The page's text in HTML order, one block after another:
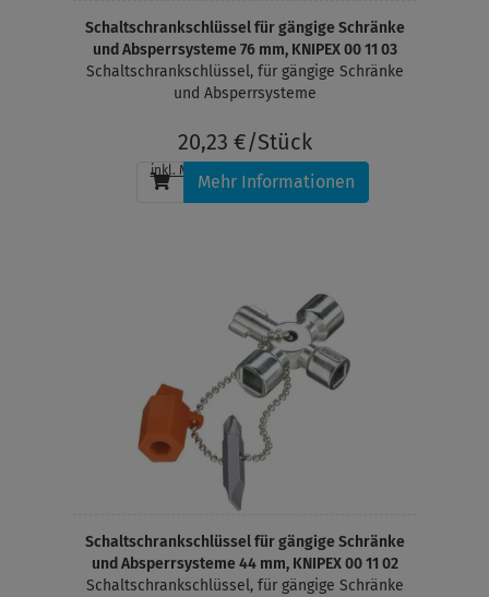
Schaltschrankschlüssel für gängige Schränke
und Absperrsysteme 76 mm, KNIPEX 00 11 03
Schaltschrankschlüssel, für gängige Schränke
und Absperrsysteme
20,23 €/Stück
inkl. MwSt. , zzgl. Versandkosten
Mehr Informationen
Schaltschrankschlüssel für gängige Schränke
und Absperrsysteme 44 mm, KNIPEX 00 11 02
Schaltschrankschlüssel, für gängige Schränke